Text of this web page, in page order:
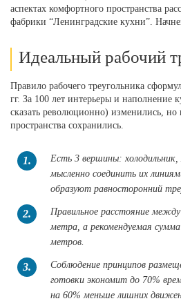
аспектах комфортного пространства
фабрики “Ленинградские кухни”.
Идеальный рабочий
Правило рабочего треугольника
гг. За 100 лет интерьеры и наполнение
сказать революционно) изменились,
пространства сохранились.
1.
Есть 3 вершины:
мысленно соединить их
образуют равносторонний
2.
Правильное расстояние
метра, а рекомендуемая
метров.
3.
Соблюдение принципов
готовки экономит до 70%
на 60% меньше лишних